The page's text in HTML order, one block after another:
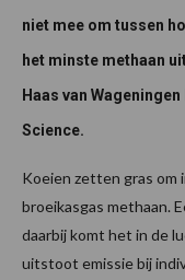
niet mee om tussen
het minste methaan
Haas van
Science.
Koeien zetten gras
broeikasgas methaan.
daarbij komt het in de
uitstoot emissie bij